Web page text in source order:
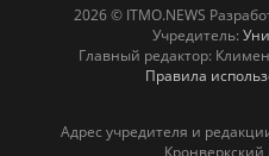
2026 © ITMO.NEWS
Учредитель:
Главный редактор:
Правила
Адрес учредителя и